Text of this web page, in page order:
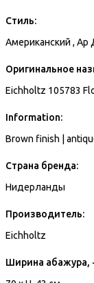
Стиль:
Американский , Ар
Оригинальное
Eichholtz 105783
Information:
Brown finish |
Страна бренда:
Нидерланды
Производитель:
Eichholtz
Ширина абажура,